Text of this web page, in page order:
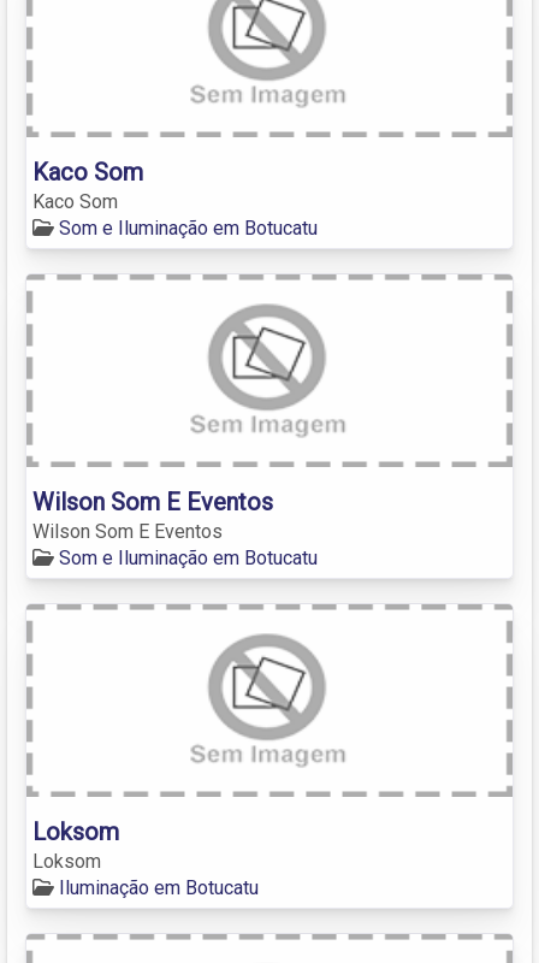
Kaco Som
Kaco Som
Som e Iluminação em Botucatu
Wilson Som E Eventos
Wilson Som E Eventos
Som e Iluminação em Botucatu
Loksom
Loksom
Iluminação em Botucatu